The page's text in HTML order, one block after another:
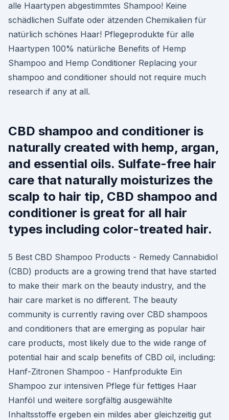
alle Haartypen abgestimmtes Shampoo! Keine
schädlichen Sulfate oder ätzenden Chemikalien für
natürlich schönes Haar! Pflegeprodukte für alle
Haartypen 100% natürliche Benefits of Hemp
Shampoo and Hemp Conditioner Replacing your
shampoo and conditioner should not require much
research if any at all.
CBD shampoo and conditioner is
naturally created with hemp, argan,
and essential oils. Sulfate-free hair
care that naturally moisturizes the
scalp to hair tip, CBD shampoo and
conditioner is great for all hair
types including color-treated hair.
5 Best CBD Shampoo Products - Remedy Cannabidiol
(CBD) products are a growing trend that have started
to make their mark on the beauty industry, and the
hair care market is no different. The beauty
community is currently raving over CBD shampoos
and conditioners that are emerging as popular hair
care products, most likely due to the wide range of
potential hair and scalp benefits of CBD oil, including:
Hanf-Zitronen Shampoo - Hanfprodukte Ein
Shampoo zur intensiven Pflege für fettiges Haar
Hanföl und weitere sorgfältig ausgewählte
Inhaltsstoffe ergeben ein mildes aber gleichzeitig gut